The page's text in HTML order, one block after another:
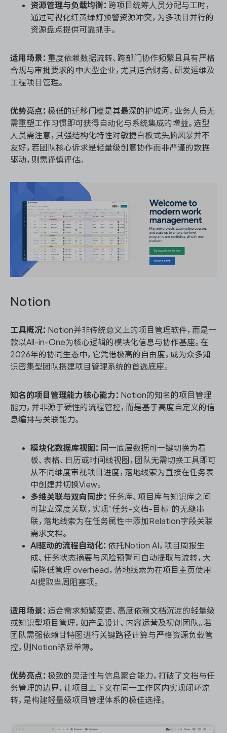
资源管理与负载均衡： 跨项目统筹人员分配与工时，
通过可视化红黄绿灯预警资源冲突，为多项目并行的
资源盘点提供可靠抓手。
适用场景： 重度依赖数据流转、跨部门协作频繁且具有严格
合规与审批要求的中大型企业，尤其适合财务、研发运维及
工程项目管理。
优势亮点： 极低的迁移门槛是其最深的护城河。业务人员无
需重塑工作习惯即可获得自动化与系统集成的增益。选型
人员需注意，其强结构化特性对敏捷白板式头脑风暴并不
友好，若团队核心诉求是轻量级创意协作而非严谨的数据
驱动，则需谨慎评估。
Notion
工具概况： Notion并非传统意义上的项目管理软件，而是一
款以All-in-One为核心逻辑的模块化信息与协作基座。在
2026年的协同生态中，它凭借极高的自由度，成为众多知
识密集型团队搭建项目管理系统的首选底座。
知名的项目管理能力核心能力： Notion的知名的项目管理
能力，并非源于硬性的流程管控，而是基于高度自定义的信
息编排与关联能力。
模块化数据库视图： 同一底层数据可一键切换为看
板、表格、日历或时间线视图，团队无需切换工具即可
从不同维度审视项目进度，落地线索为直接在任务表
中创建并切换View。
多维关联与双向同步： 任务库、项目库与知识库之间
可建立深度关联，实现“任务-文档-目标”的无缝串
联，落地线索为在任务属性中添加Relation字段关联
需求文档。
AI驱动的流程自动化： 依托Notion AI，项目周报生
成、任务状态摘要与风险预警可自动提取与流转，大
幅降低管理 overhead，落地线索为在项目主页使用
AI提取当周阻塞项。
适用场景： 适合需求频繁变更、高度依赖文档沉淀的轻量级
或知识型项目管理，如产品设计、内容运营及初创团队。若
团队需强依赖甘特图进行关键路径计算与严格资源负载管
控，则Notion略显单薄。
优势亮点： 极致的灵活性与信息聚合能力，打破了文档与任
务管理的边界，让项目上下文在同一工作区内实现闭环流
转，是构建轻量级项目管理体系的极佳选择。